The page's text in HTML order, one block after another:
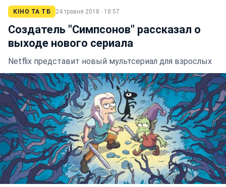
КІНО ТА ТБ 24 травня 2018 · 18:57
Создатель "Симпсонов" рассказал о
выходе нового сериала
Netflix представит новый мультсериал для взрослых